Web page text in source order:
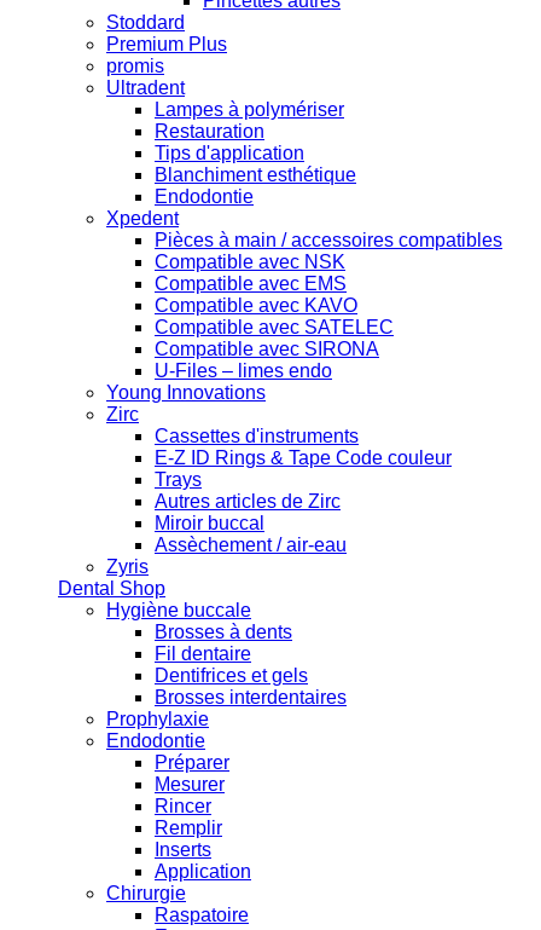
Stoddard
Premium Plus
promis
Ultradent
Lampes à polymériser
Restauration
Tips d'application
Blanchiment esthétique
Endodontie
Xpedent
Pièces à main / accessoires compatibles
Compatible avec NSK
Compatible avec EMS
Compatible avec KAVO
Compatible avec SATELEC
Compatible avec SIRONA
U-Files – limes endo
Young Innovations
Zirc
Cassettes d'instruments
E-Z ID Rings & Tape Code couleur
Trays
Autres articles de Zirc
Miroir buccal
Assèchement / air-eau
Zyris
Dental Shop
Hygiène buccale
Brosses à dents
Fil dentaire
Dentifrices et gels
Brosses interdentaires
Prophylaxie
Endodontie
Préparer
Mesurer
Rincer
Remplir
Inserts
Application
Chirurgie
Raspatoire